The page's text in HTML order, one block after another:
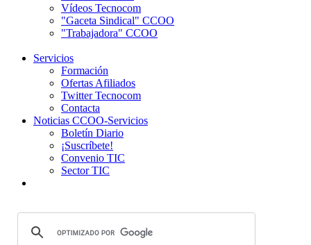
Vídeos Tecnocom
"Gaceta Sindical" CCOO
"Trabajadora" CCOO
Servicios
Formación
Ofertas Afiliados
Twitter Tecnocom
Contacta
Noticias CCOO-Servicios
Boletín Diario
¡Suscríbete!
Convenio TIC
Sector TIC